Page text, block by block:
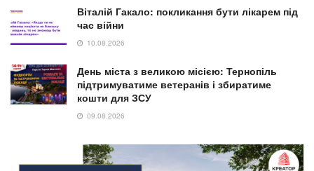
Віталій Гакало: покликання бути лікарем під
час війни
10.08.2026
День міста з великою місією: Тернопіль
підтримуватиме ветеранів і збиратиме
кошти для ЗСУ
09.08.2026